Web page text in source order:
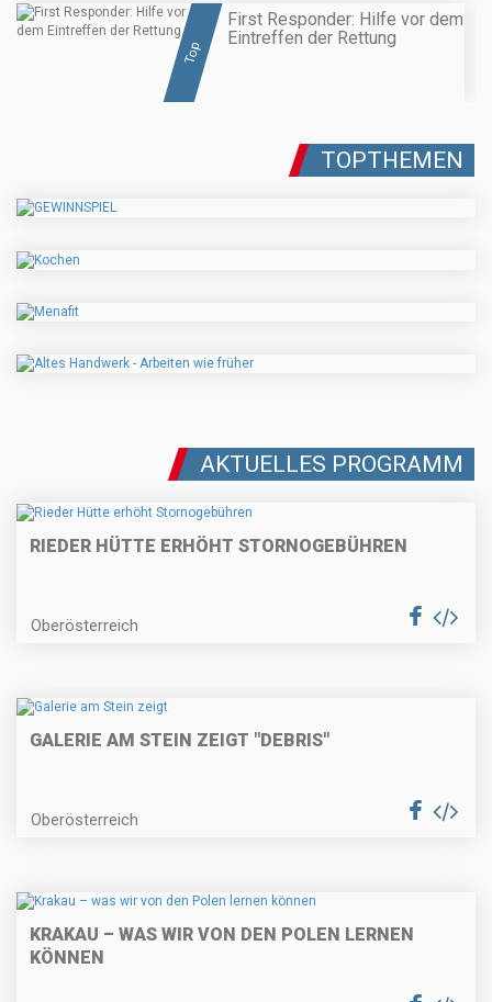
Top
First Responder: Hilfe vor dem
Eintreffen der Rettung
TOPTHEMEN
AKTUELLES PROGRAMM
RIEDER HÜTTE ERHÖHT STORNOGEBÜHREN
Oberösterreich
GALERIE AM STEIN ZEIGT "DEBRIS"
Oberösterreich
KRAKAU – WAS WIR VON DEN POLEN LERNEN
KÖNNEN